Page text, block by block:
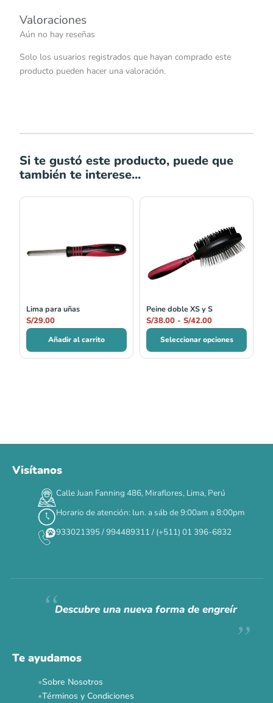
Valoraciones
Aún no hay reseñas
Solo los usuarios registrados que hayan comprado este
producto pueden hacer una valoración.
Si te gustó este producto, puede que
también te interese...
Lima para uñas
S/29.00
Añadir al carrito
Peine doble XS y S
S/38.00 - S/42.00
precios:
desde
S/38.00
Seleccionar opciones
Visítanos
Calle Juan Fanning 486, Miraflores, Lima, Perú
Horario de atención: lun. a sáb de 9:00am a 8:00pm
933021395 / 994489311 / (+511) 01 396-6832
Descubre una nueva forma de engreír
Te ayudamos
Sobre Nosotros
Términos y Condiciones